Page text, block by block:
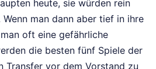
heute, sie würden rein
man dann aber tief in ihre
oft eine gefährliche
die besten fünf Spiele der
Transfer vor dem Vorstand zu